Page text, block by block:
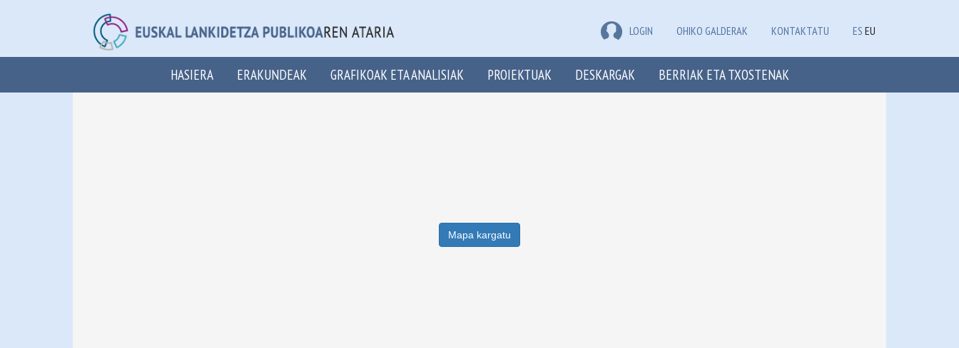
LOGIN OHIKO GALDERAK KONTAKTATU ES EU
HASIERA ERAKUNDEAK GRAFIKOAK ETA ANALISIAK PROIEKTUAK DESKARGAK BERRIAK ETA TXOSTENAK
Mapa kargatu